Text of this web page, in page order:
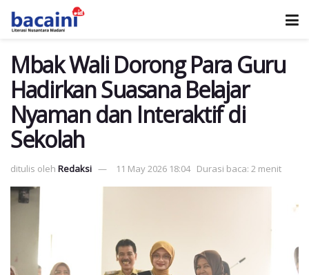
Mbak Wali Dorong Para Guru
Hadirkan Suasana Belajar
Nyaman dan Interaktif di
Sekolah
ditulis oleh Redaksi 11 May 2026 18:04 Durasi baca: 2 menit